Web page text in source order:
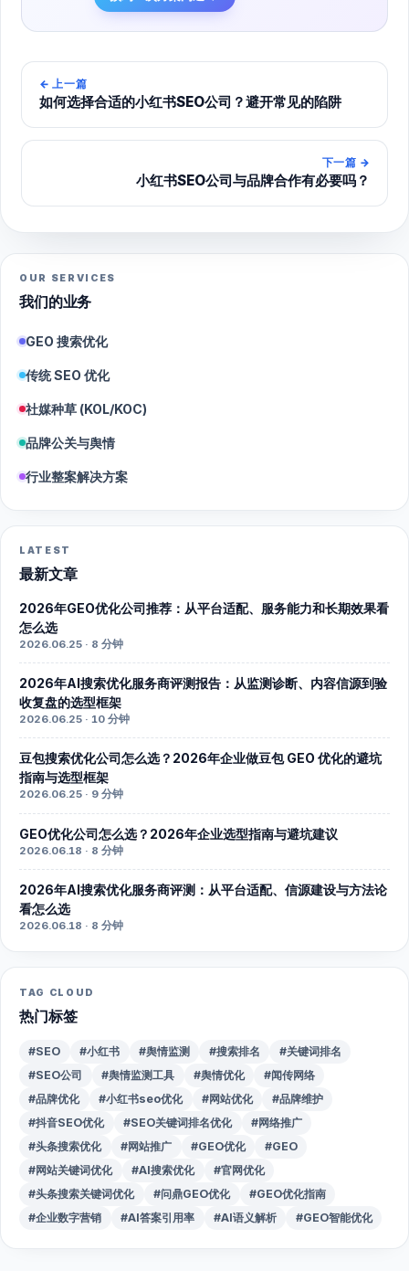
← 上一篇
如何选择合适的小红书SEO公司？避开常见的陷阱
下一篇 →
小红书SEO公司与品牌合作有必要吗？
OUR SERVICES
我们的业务
GEO 搜索优化
传统 SEO 优化
社媒种草 (KOL/KOC)
品牌公关与舆情
行业整案解决方案
LATEST
最新文章
2026年GEO优化公司推荐：从平台适配、服务能力和长期效果看
怎么选
2026.06.25 · 8 分钟
2026年AI搜索优化服务商评测报告：从监测诊断、内容信源到验
收复盘的选型框架
2026.06.25 · 10 分钟
豆包搜索优化公司怎么选？2026年企业做豆包 GEO 优化的避坑
指南与选型框架
2026.06.25 · 9 分钟
GEO优化公司怎么选？2026年企业选型指南与避坑建议
2026.06.18 · 8 分钟
2026年AI搜索优化服务商评测：从平台适配、信源建设与方法论
看怎么选
2026.06.18 · 8 分钟
TAG CLOUD
热门标签
#SEO #小红书 #舆情监测 #搜索排名
#关键词排名
#SEO公司
#舆情监测工具 #舆情优化
#闻传网络
#品牌优化
#小红书seo优化 #网站优化
#品牌维护
#抖音SEO优化
#SEO关键词排名优化
#网络推广
#头条搜索优化
#网站推广 #GEO优化
#GEO
#网站关键词优化
#AI搜索优化
#官网优化
#头条搜索关键词优化
#问鼎GEO优化
#GEO优化指南
#企业数字营销
#AI答案引用率 #AI语义解析 #GEO智能优化